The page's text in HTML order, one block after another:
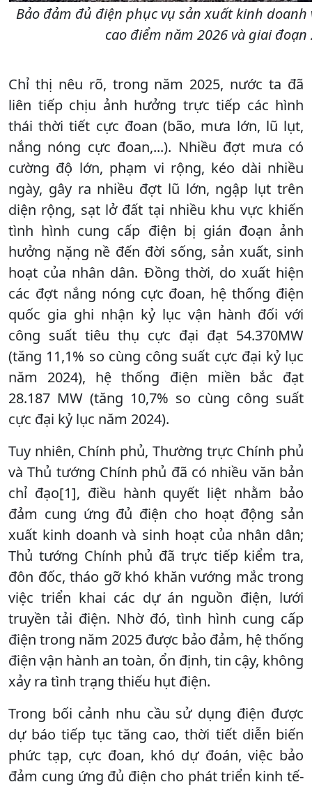
Bảo đảm đủ điện phục vụ sản xuất kinh
cao điểm năm 2026 và giai đoạn
Chỉ thị nêu rõ, trong năm 2025, nước ta đã
liên tiếp chịu ảnh hưởng trực tiếp các hình
thái thời tiết cực đoan (bão, mưa lớn, lũ lụt,
nắng nóng cực đoan,...). Nhiều đợt mưa có
cường độ lớn, phạm vi rộng, kéo dài nhiều
ngày, gây ra nhiều đợt lũ lớn, ngập lụt trên
diện rộng, sạt lở đất tại nhiều khu vực khiến
tình hình cung cấp điện bị gián đoạn ảnh
hưởng nặng nề đến đời sống, sản xuất, sinh
hoạt của nhân dân. Đồng thời, do xuất hiện
các đợt nắng nóng cực đoan, hệ thống điện
quốc gia ghi nhận kỷ lục vận hành đối với
công suất tiêu thụ cực đại đạt 54.370MW
(tăng 11,1% so cùng công suất cực đại kỷ lục
năm 2024), hệ thống điện miền bắc đạt
28.187 MW (tăng 10,7% so cùng công suất
cực đại kỷ lục năm 2024).
Tuy nhiên, Chính phủ, Thường trực Chính phủ
và Thủ tướng Chính phủ đã có nhiều văn bản
chỉ đạo[1], điều hành quyết liệt nhằm bảo
đảm cung ứng đủ điện cho hoạt động sản
xuất kinh doanh và sinh hoạt của nhân dân;
Thủ tướng Chính phủ đã trực tiếp kiểm tra,
đôn đốc, tháo gỡ khó khăn vướng mắc trong
việc triển khai các dự án nguồn điện, lưới
truyền tải điện. Nhờ đó, tình hình cung cấp
điện trong năm 2025 được bảo đảm, hệ thống
điện vận hành an toàn, ổn định, tin cậy, không
xảy ra tình trạng thiếu hụt điện.
Trong bối cảnh nhu cầu sử dụng điện được
dự báo tiếp tục tăng cao, thời tiết diễn biến
phức tạp, cực đoan, khó dự đoán, việc bảo
đảm cung ứng đủ điện cho phát triển kinh tế-